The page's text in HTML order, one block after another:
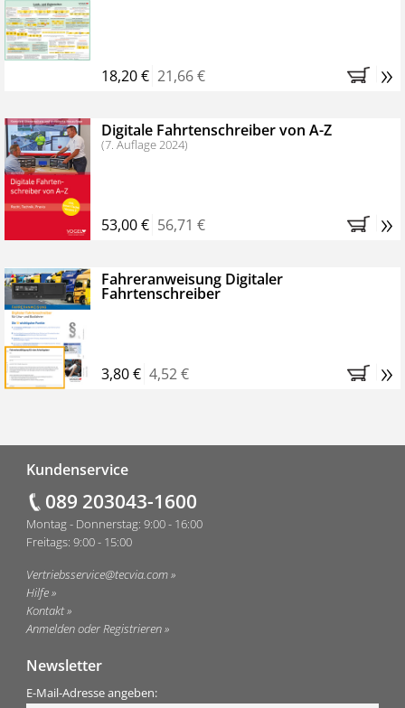
Bestellen Sie jetzt das VerkehrsRundschau Profipaket im
Kennenlern-Abo für zwei Monate (inkl. der derzeitig
Monaten brauchen Sie nichts weiter tun, das
Abonnement endet automatisch, es entstehen keine
weiteren Verpflichtungen.
18,20 € 21,66 € »
Digitale Fahrtenschreiber von A-Z
(7. Auflage 2024)
53,00 € 56,71 € »
Fahreranweisung Digitaler
Fahrtenschreiber
3,80 € 4,52 € »
Kundenservice
089 203043-1600
Montag - Donnerstag: 9:00 - 16:00
Freitags: 9:00 - 15:00
Vertriebsservice@tecvia.com
Hilfe
Kontakt
Anmelden oder Registrieren
Newsletter
E-Mail-Adresse angeben: